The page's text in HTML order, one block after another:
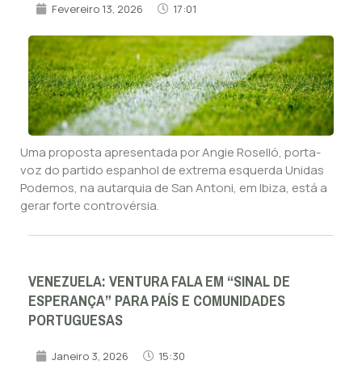
Fevereiro 13, 2026 17:01
Uma proposta apresentada por Angie Roselló, porta-
voz do partido espanhol de extrema esquerda Unidas
Podemos, na autarquia de San Antoni, em Ibiza, está a
gerar forte controvérsia.
VENEZUELA: VENTURA FALA EM “SINAL DE
ESPERANÇA” PARA PAÍS E COMUNIDADES
PORTUGUESAS
Janeiro 3, 2026 15:30